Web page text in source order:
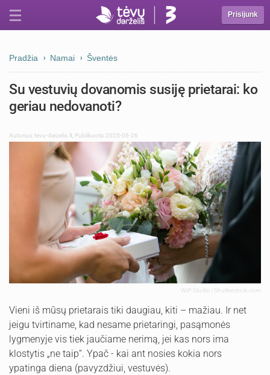
Prisijunk
Pradžia Namai Šventės
Su vestuvių dovanomis susiję prietarai: ko
geriau nedovanoti?
Autorius:tevu-darzelis.lt Publikuota: 2025-06-26
WiP-Studio | Shutterstock.com
Vieni iš mūsų prietarais tiki daugiau, kiti – mažiau. Ir net
jeigu tvirtiname, kad nesame prietaringi, pasąmonės
lygmenyje vis tiek jaučiame nerimą, jei kas nors ima
klostytis „ne taip“. Ypač - kai ant nosies kokia nors
ypatinga diena (pavyzdžiui, vestuvės).